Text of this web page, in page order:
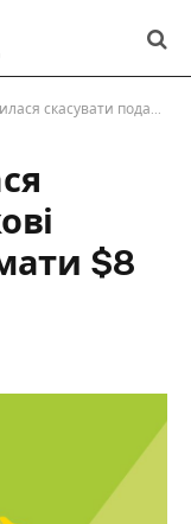
пільги, щоб отримати $8 млрд від МВФ
$8